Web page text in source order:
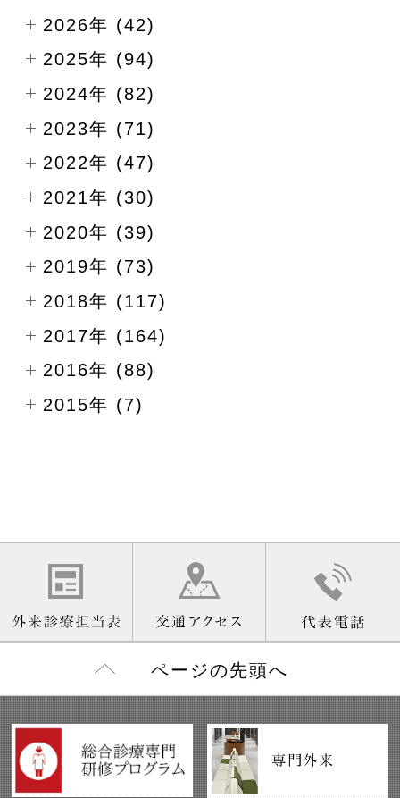
2026年 (42)
2025年 (94)
2024年 (82)
2023年 (71)
2022年 (47)
2021年 (30)
2020年 (39)
2019年 (73)
2018年 (117)
2017年 (164)
2016年 (88)
2015年 (7)
ページの先頭へ